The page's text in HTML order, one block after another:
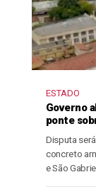
ESTADO
Governo
ponte
Disputa
concreto
e São